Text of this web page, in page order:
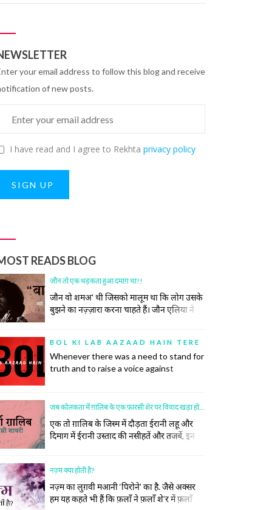
your email address to follow this blog and receive
of new posts.
I have read and I agree to Rekhta privacy policy
SIGN UP
READS BLOG
जौन तो एक धड़कता हुआ दमाग़ था!!
जौन वो शमअ' थी जिसको मालूम था कि लोग उसके
बुझने का नज़्ज़ारा करना चाहते हैं। जौन एलिया ने
उनकी सर-ए-आम नुमाइश नहीं की जाती। रोया तो
बीच महफ़िल रो दिया।
BOL KI LAB AAZAAD HAIN TERE
Whenever there was a need to stand for
truth and to raise a voice against
revolutions that have restored order in
society. This did not, however, come
easily to the poets.
जब कोलकता में ग़ालिब के एक फ़ारसी शेर पर विवाद खड़ा हो गया
एक तो ग़ालिब के जिस्म में दौड़ता ईरानी लहू और
दिमाग में ईरानी उस्ताद की नसीहतें और तजर्बे, इन
उनके खाने पीने, उठने बैठनें, बात करने, कपड़े पहनने
और सोचने समझने का अंदाज तक ख़ालिस ईरानी हो
गया।
नज़्म क्या होती है?
नज़्म का लुग़वी मआनी ‘पिरोने’ का है. जैसे अक्सर
हम यह कहते भी हैं कि फ़लाँ ने फ़लाँ शे’र में फ़लाँ